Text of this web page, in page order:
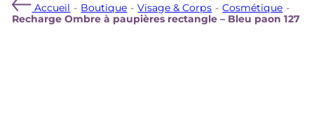
Accueil - Boutique - Visage & Corps - Cosmétique -
Recharge Ombre à paupières rectangle – Bleu paon 127